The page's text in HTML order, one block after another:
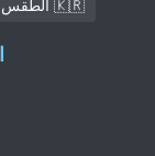
🇰🇷 الطقس في سيول